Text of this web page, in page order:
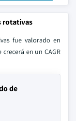
rotativas
fue valorado en
en un CAGR
de